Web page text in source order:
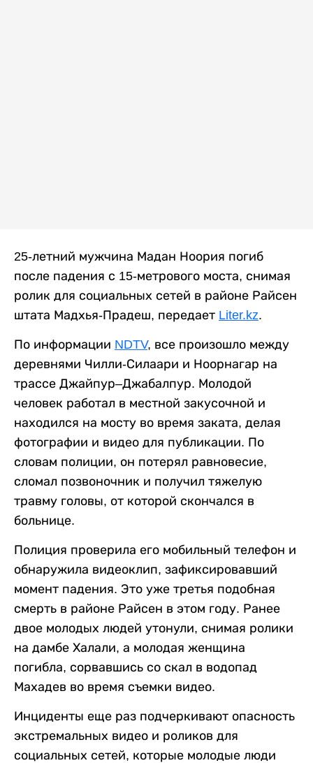
25-летний мужчина Мадан Ноория погиб
после падения с 15-метрового моста, снимая
ролик для социальных сетей в районе Райсен
штата Мадхья-Прадеш, передает Liter.kz.
По информации NDTV, все произошло между
деревнями Чилли-Силаари и Ноорнагар на
трассе Джайпур–Джабалпур. Молодой
человек работал в местной закусочной и
находился на мосту во время заката, делая
фотографии и видео для публикации. По
словам полиции, он потерял равновесие,
сломал позвоночник и получил тяжелую
травму головы, от которой скончался в
больнице.
Полиция проверила его мобильный телефон и
обнаружила видеоклип, зафиксировавший
момент падения. Это уже третья подобная
смерть в районе Райсен в этом году. Ранее
двое молодых людей утонули, снимая ролики
на дамбе Халали, а молодая женщина
погибла, сорвавшись со скал в водопад
Махадев во время съемки видео.
Инциденты еще раз подчеркивают опасность
экстремальных видео и роликов для
социальных сетей, которые молодые люди